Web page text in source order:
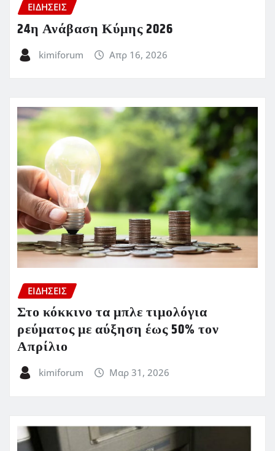
ΕΙΔΗΣΕΙΣ
24η Ανάβαση Κύμης 2026
kimiforum Απρ 16, 2026
ΕΙΔΗΣΕΙΣ
Στο κόκκινο τα μπλε τιμολόγια
ρεύματος με αύξηση έως 50% τον
Απρίλιο
kimiforum Μαρ 31, 2026